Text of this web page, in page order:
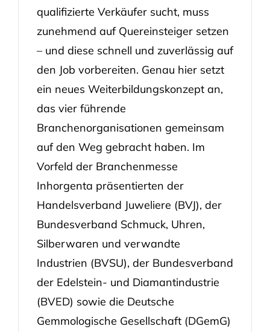
qualifizierte Verkäufer sucht, muss
zunehmend auf Quereinsteiger setzen
– und diese schnell und zuverlässig auf
den Job vorbereiten. Genau hier setzt
ein neues Weiterbildungskonzept an,
das vier führende
Branchenorganisationen gemeinsam
auf den Weg gebracht haben. Im
Vorfeld der Branchenmesse
Inhorgenta präsentierten der
Handelsverband Juweliere (BVJ), der
Bundesverband Schmuck, Uhren,
Silberwaren und verwandte
Industrien (BVSU), der Bundesverband
der Edelstein- und Diamantindustrie
(BVED) sowie die Deutsche
Gemmologische Gesellschaft (DGemG)